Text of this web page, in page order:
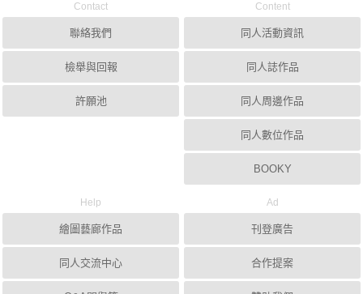
Contact
聯絡我們
檢舉與回報
許願池
Content
同人活動資訊
同人誌作品
同人周邊作品
同人數位作品
BOOKY
Help
繪圖藝廊作品
同人交流中心
Ad
刊登廣告
合作提案